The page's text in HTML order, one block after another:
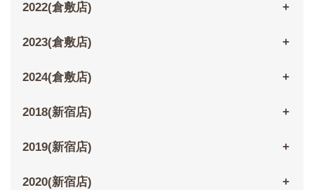
2022(倉敷店)
2023(倉敷店)
2024(倉敷店)
2018(新宿店)
2019(新宿店)
2020(新宿店)